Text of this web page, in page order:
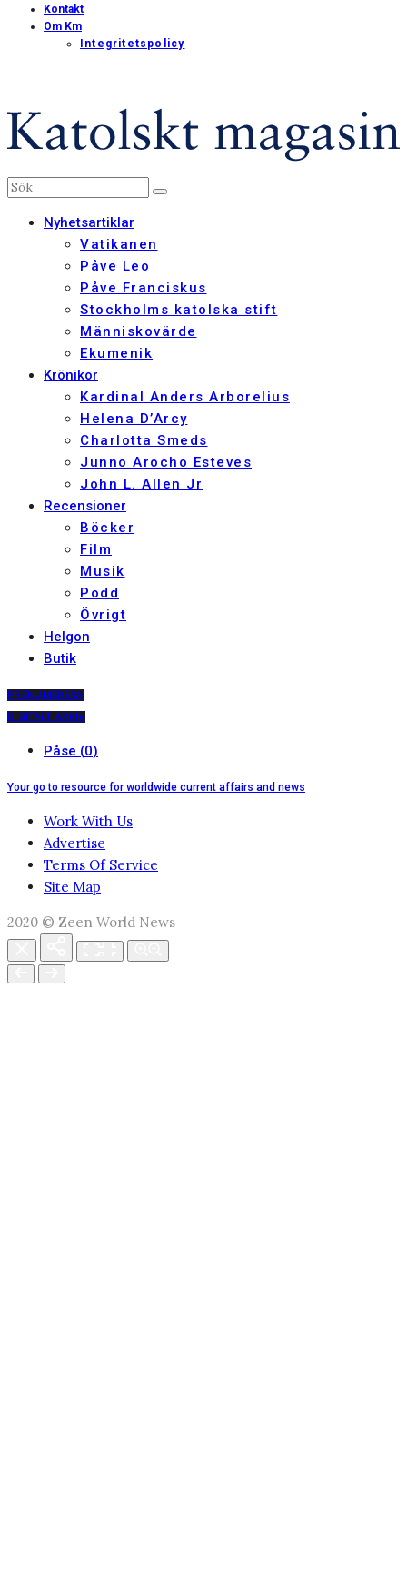
Kontakt
Om Km
Integritetspolicy
Nyhetsartiklar
Vatikanen
Påve Leo
Påve Franciskus
Stockholms katolska stift
Människovärde
Ekumenik
Krönikor
Kardinal Anders Arborelius
Helena D’Arcy
Charlotta Smeds
Junno Arocho Esteves
John L. Allen Jr
Recensioner
Böcker
Film
Musik
Podd
Övrigt
Helgon
Butik
PRENUMERERA
DIGITALT ARKIV
Påse (0)
Your go to resource for worldwide current affairs and news
Work With Us
Advertise
Terms Of Service
Site Map
2020 © Zeen World News